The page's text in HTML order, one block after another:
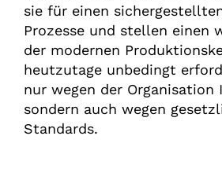
sie für einen
Prozesse und stellen einen
der modernen
heutzutage unbedingt
nur wegen der Organisation
sondern auch wegen
Standards.